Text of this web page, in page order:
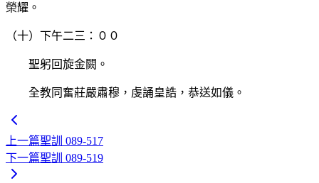
榮耀。
（十）下午二三：００
聖躬回旋金闕。
全教同奮莊嚴肅穆，虔誦皇誥，恭送如儀。
上一篇聖訓 089-517
下一篇聖訓 089-519